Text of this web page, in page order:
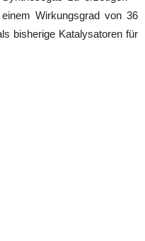
Wirkungsgrad von 36
bisherige Katalysatoren für